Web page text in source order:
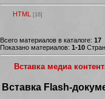
HTML [16]
Всего материалов в каталоге: 17
Показано материалов: 1-10
Вставка медиа
Вставка Flash-